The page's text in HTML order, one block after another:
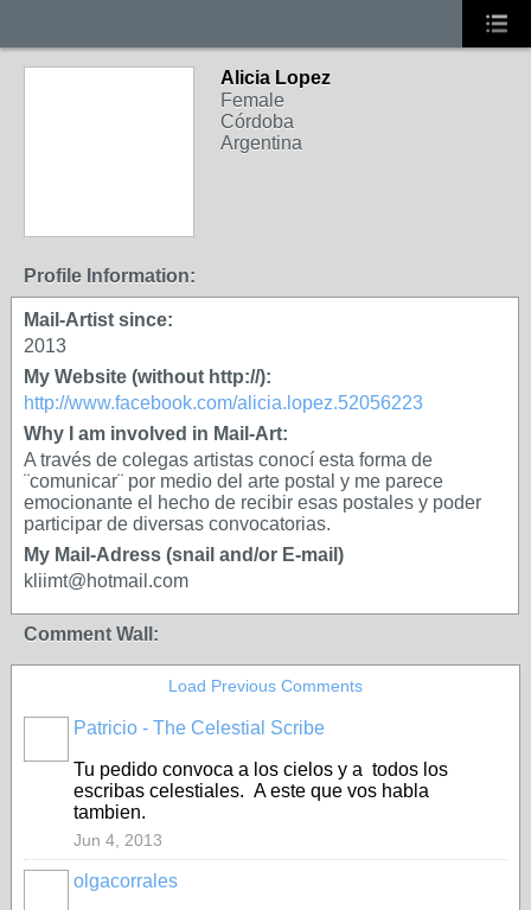
Alicia Lopez
Female
Córdoba
Argentina
Profile Information:
Mail-Artist since:
2013
My Website (without http://):
http://www.facebook.com/alicia.lopez.52056223
Why I am involved in Mail-Art:
A través de colegas artistas conocí esta forma de
¨comunicar¨ por medio del arte postal y me parece
emocionante el hecho de recibir esas postales y poder
participar de diversas convocatorias.
My Mail-Adress (snail and/or E-mail)
kliimt@hotmail.com
Comment Wall:
Load Previous Comments
Patricio - The Celestial Scribe
Tu pedido convoca a los cielos y a todos los
escribas celestiales. A este que vos habla
tambien.
Jun 4, 2013
olgacorrales